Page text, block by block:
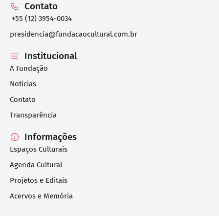
Contato
+55 (12) 3954-0034
presidencia@fundacaocultural.com.br
Institucional
A Fundação
Notícias
Contato
Transparência
Informações
Espaços Culturais
Agenda Cultural
Projetos e Editais
Acervos e Memória